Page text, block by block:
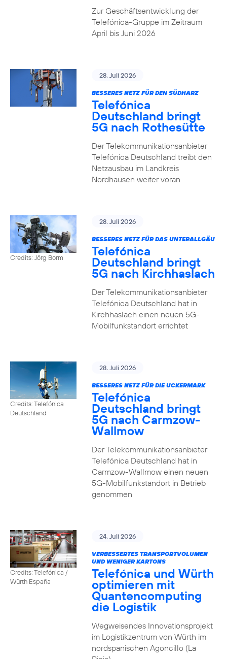
Zur Geschäftsentwicklung der
Telefónica-Gruppe im Zeitraum
April bis Juni 2026
28. Juli 2026
BESSERES NETZ FÜR DEN SÜDHARZ
Telefónica
Deutschland bringt
5G nach Rothesütte
Der Telekommunikationsanbieter
Telefónica Deutschland treibt den
Netzausbau im Landkreis
Nordhausen weiter voran
Credits: Jörg Borm
28. Juli 2026
BESSERES NETZ FÜR DAS UNTERALLGÄU
Telefónica
Deutschland bringt
5G nach Kirchhaslach
Der Telekommunikationsanbieter
Telefónica Deutschland hat in
Kirchhaslach einen neuen 5G-
Mobilfunkstandort errichtet
Credits: Telefónica
Deutschland
28. Juli 2026
BESSERES NETZ FÜR DIE UCKERMARK
Telefónica
Deutschland bringt
5G nach Carmzow-
Wallmow
Der Telekommunikationsanbieter
Telefónica Deutschland hat in
Carmzow-Wallmow einen neuen
5G-Mobilfunkstandort in Betrieb
genommen
Credits: Telefónica /
Würth España
24. Juli 2026
VERBESSERTES TRANSPORTVOLUMEN
UND WENIGER KARTONS
Telefónica und Würth
optimieren mit
Quantencomputing
die Logistik
Wegweisendes Innovationsprojekt
im Logistikzentrum von Würth im
nordspanischen Agoncillo (La